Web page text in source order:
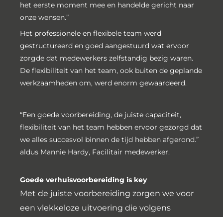
het eerste moment mee en handelde gericht naar
onze wensen.”
Het professionele en flexibele team werd
gestructureerd en goed aangestuurd wat ervoor
zorgde dat medewerkers zelfstandig bezig waren.
De flexibiliteit van het team, ook buiten de geplande
werkzaamheden om, werd enorm gewaardeerd.
“Een goede voorbereiding, de juiste capaciteit,
flexibiliteit van het team hebben ervoor gezorgd dat
we alles succesvol binnen de tijd hebben afgerond.”
aldus Mannie Hardy, Facilitair medewerker.
Goede verhuisvoorbereiding is key
Met de juiste voorbereiding zorgen we voor
een vlekkeloze uitvoering die volgens